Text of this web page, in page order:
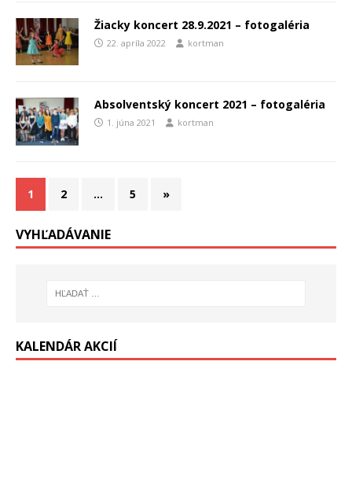
Žiacky koncert 28.9.2021 – fotogaléria
22. apríla 2022 kortman
Absolventský koncert 2021 – fotogaléria
1. júna 2021 kortman
1 2 … 5 »
VYHĽADÁVANIE
KALENDÁR AKCIÍ